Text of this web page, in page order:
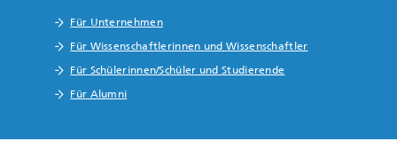
Für Unternehmen
Für Wissenschaftlerinnen und Wissenschaftler
Für Schülerinnen/Schüler und Studierende
Für Alumni